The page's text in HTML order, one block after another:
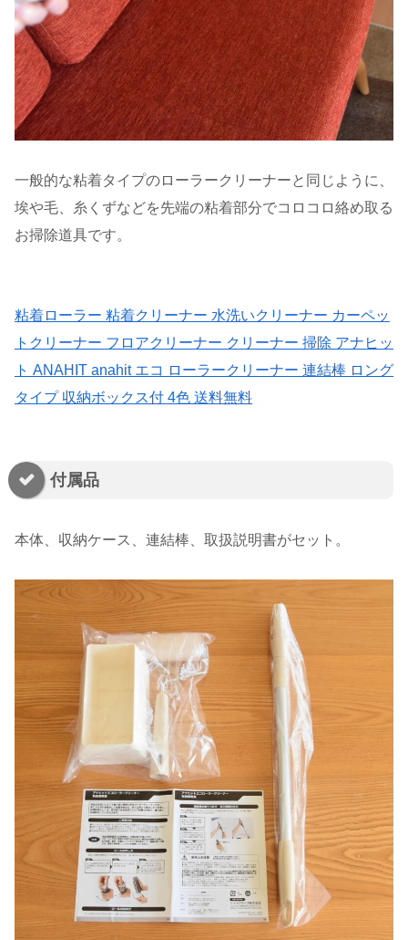
一般的な粘着タイプのローラークリーナーと同じように、
埃や毛、糸くずなどを先端の粘着部分でコロコロ絡め取る
お掃除道具です。
粘着ローラー 粘着クリーナー 水洗いクリーナー カーペッ
トクリーナー フロアクリーナー クリーナー 掃除 アナヒッ
ト ANAHIT anahit エコ ローラークリーナー 連結棒 ロング
タイプ 収納ボックス付 4色 送料無料
付属品
本体、収納ケース、連結棒、取扱説明書がセット。